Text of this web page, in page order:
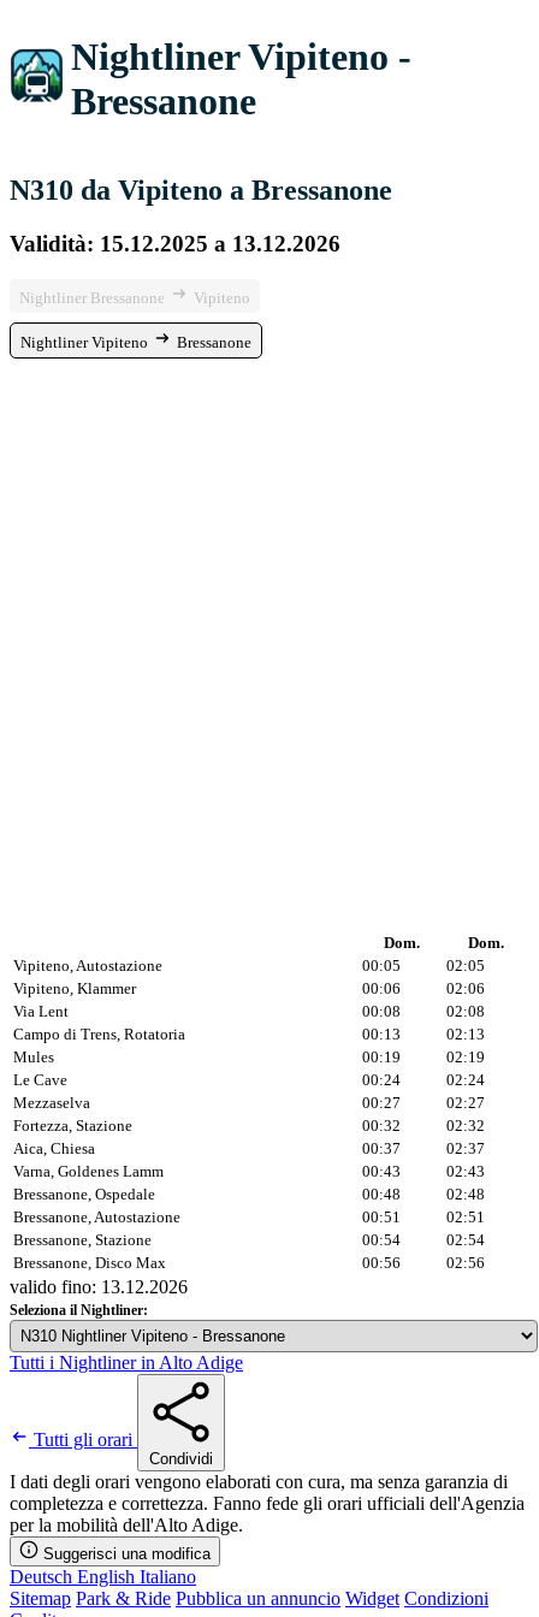
Nightliner Vipiteno -
Bressanone
N310 da Vipiteno a Bressanone
Validità: 15.12.2025 a 13.12.2026
Nightliner Bressanone Vipiteno
Nightliner Vipiteno Bressanone
Dom.
Dom.
Vipiteno, Autostazione
00:05
02:05
Vipiteno, Klammer
00:06
02:06
Via Lent
00:08
02:08
Campo di Trens, Rotatoria
00:13
02:13
Mules
00:19
02:19
Le Cave
00:24
02:24
Mezzaselva
00:27
02:27
Fortezza, Stazione
00:32
02:32
Aica, Chiesa
00:37
02:37
Varna, Goldenes Lamm
00:43
02:43
Bressanone, Ospedale
00:48
02:48
Bressanone, Autostazione
00:51
02:51
Bressanone, Stazione
00:54
02:54
Bressanone, Disco Max
00:56 02:56
valido fino: 13.12.2026
Seleziona il Nightliner:
Tutti i Nightliner in Alto Adige
Tutti gli orari
Condividi
I dati degli orari vengono elaborati con cura, ma senza garanzia di
completezza e correttezza. Fanno fede gli orari ufficiali dell'Agenzia
per la mobilità dell'Alto Adige.
Suggerisci una modifica
Deutsch English Italiano
Sitemap Park & Ride Pubblica un annuncio Widget Condizioni